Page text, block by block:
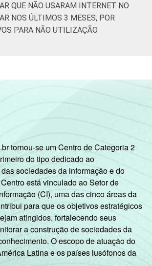
A 98
B 98
pessoas que utilizaram
celular há menos de três meses em
ao momento da entrevista.
estimuladas e rodiziadas. Cada
se refere apenas aos
da alternativa "sim". Dados
entre outubro de 2014 e março de
QUE NÃO USARAM INTERNET NO
NOS ÚLTIMOS 3 MESES, POR
PARA NÃO UTILIZAÇÃO
tornou-se um Centro de Categoria 2
do tipo dedicado ao
sociedades da informação e do
está vinculado ao Setor de
(CI), uma das cinco áreas da
para que os objetivos estratégicos
atingidos, fortalecendo seus
a construção de sociedades da
O escopo de atuação do
Latina e os países lusófonos da